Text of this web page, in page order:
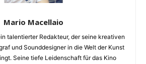
Mario Macellaio
talentierter Redakteur, der seine kreativen
und Sounddesigner in die Welt der Kunst
Seine tiefe Leidenschaft für das Kino